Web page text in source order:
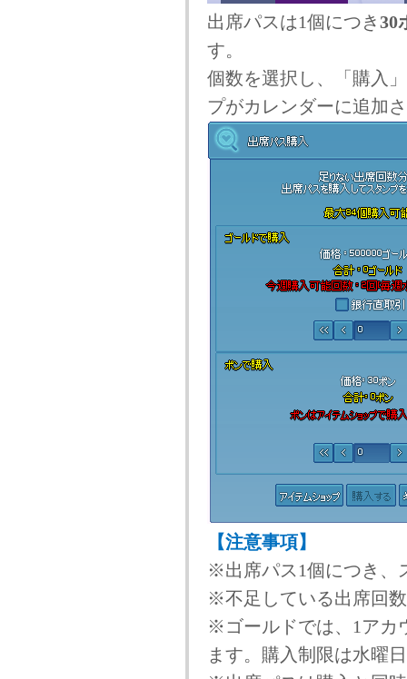
出席パスは1個につき30
す。
個数を選択し、「購入
プがカレンダーに追加
【注意事項】
※出席パス1個につき、
※不足している出席回
※ゴールドでは、1アカ
ます。購入制限は水曜